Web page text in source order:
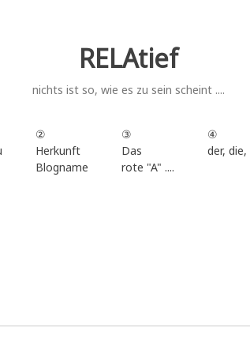
RELAtief
nichts ist so, wie es zu sein scheint ....
②
Herkunft
Blogname
③
Das
rote "A" ....
④
der, die,